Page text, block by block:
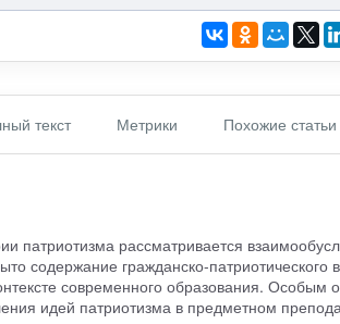
текст Метрики Похожие статьи
патриотизма рассматривается
содержание гражданско-патриотического
современного образования.
идей патриотизма в предметном